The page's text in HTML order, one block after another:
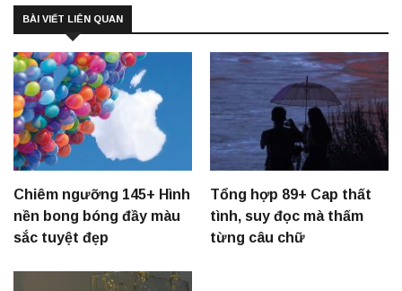
BÀI VIẾT LIÊN QUAN
Chiêm ngưỡng 145+ Hình
nền bong bóng đầy màu
sắc tuyệt đẹp
Tổng hợp 89+ Cap thất
tình, suy đọc mà thấm
từng câu chữ